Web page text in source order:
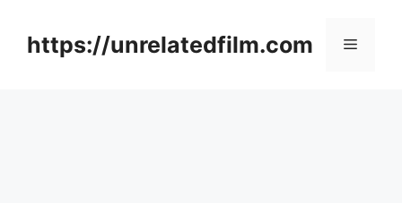
contenthttps://unrelatedfilm.com Menu